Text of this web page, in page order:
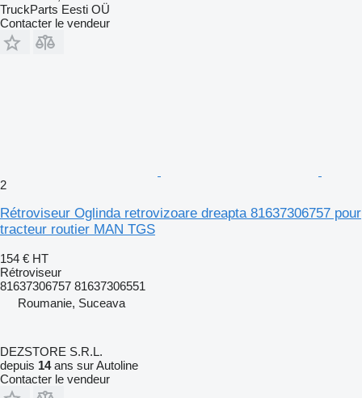
TruckParts Eesti OÜ
Contacter le vendeur
2
Rétroviseur Oglinda retrovizoare dreapta 81637306757 pour
tracteur routier MAN TGS
154 € HT
Rétroviseur
81637306757 81637306551
Roumanie, Suceava
DEZSTORE S.R.L.
depuis 14ans sur Autoline
Contacter le vendeur